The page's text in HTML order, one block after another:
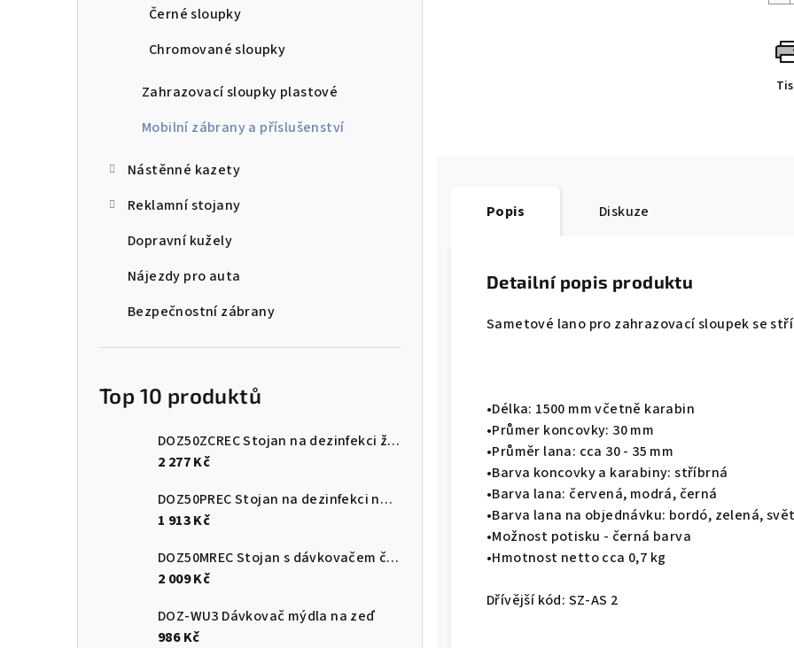
Černé sloupky
Chromované sloupky
Zahrazovací sloupky plastové
Mobilní zábrany a příslušenství
Nástěnné kazety
Reklamní stojany
Dopravní kužely
Nájezdy pro auta
Bezpečnostní zábrany
Top 10 produktů
DOZ50ZCREC Stojan na dezinfekci žlutočerný
2 277 Kč
DOZ50PREC Stojan na dezinfekci nerez leštěný
1 913 Kč
DOZ50MREC Stojan s dávkovačem černý
2 009 Kč
DOZ-WU3 Dávkovač mýdla na zeď
986 Kč
Popis Diskuze
Detailní popis produktu
Sametové lano pro zahrazovací sloupek se
•Délka: 1500 mm včetně karabin
•Průmer koncovky: 30 mm
•Průměr lana: cca 30 - 35 mm
•Barva koncovky a karabiny: stříbrná
•Barva lana: červená, modrá, černá
•Barva lana na objednávku: bordó, zelená,
•Možnost potisku - černá barva
•Hmotnost netto cca 0,7 kg
Dřívější kód: SZ-AS 2